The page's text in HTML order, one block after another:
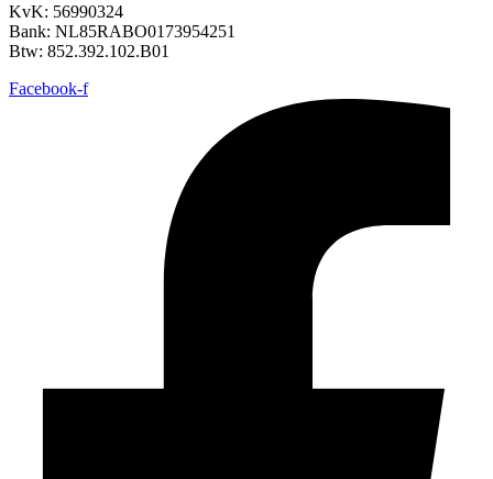
KvK: 56990324
Bank: NL85RABO0173954251
Btw: 852.392.102.B01
Facebook-f